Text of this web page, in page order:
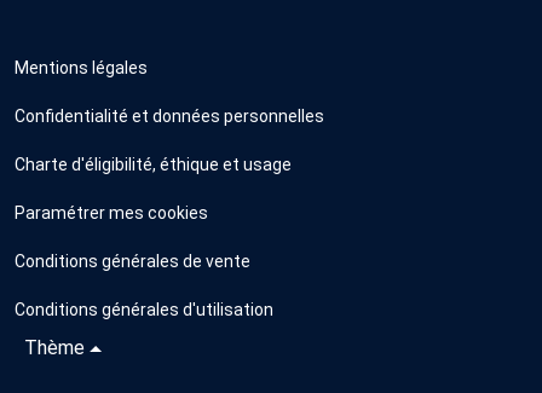
Mentions légales
Confidentialité et données personnelles
Charte d'éligibilité, éthique et usage
Paramétrer mes cookies
Conditions générales de vente
Conditions générales d'utilisation
Thème